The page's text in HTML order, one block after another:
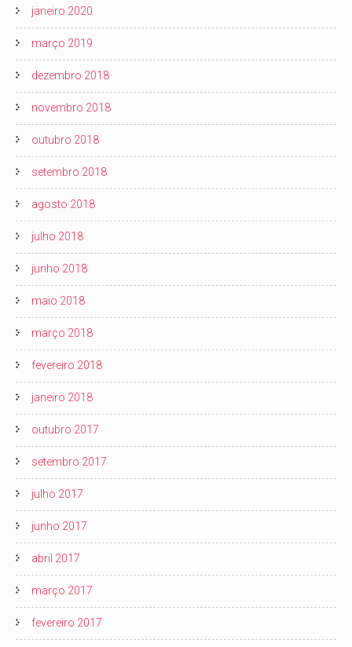
janeiro 2020
março 2019
dezembro 2018
novembro 2018
outubro 2018
setembro 2018
agosto 2018
julho 2018
junho 2018
maio 2018
março 2018
fevereiro 2018
janeiro 2018
outubro 2017
setembro 2017
julho 2017
junho 2017
abril 2017
março 2017
fevereiro 2017